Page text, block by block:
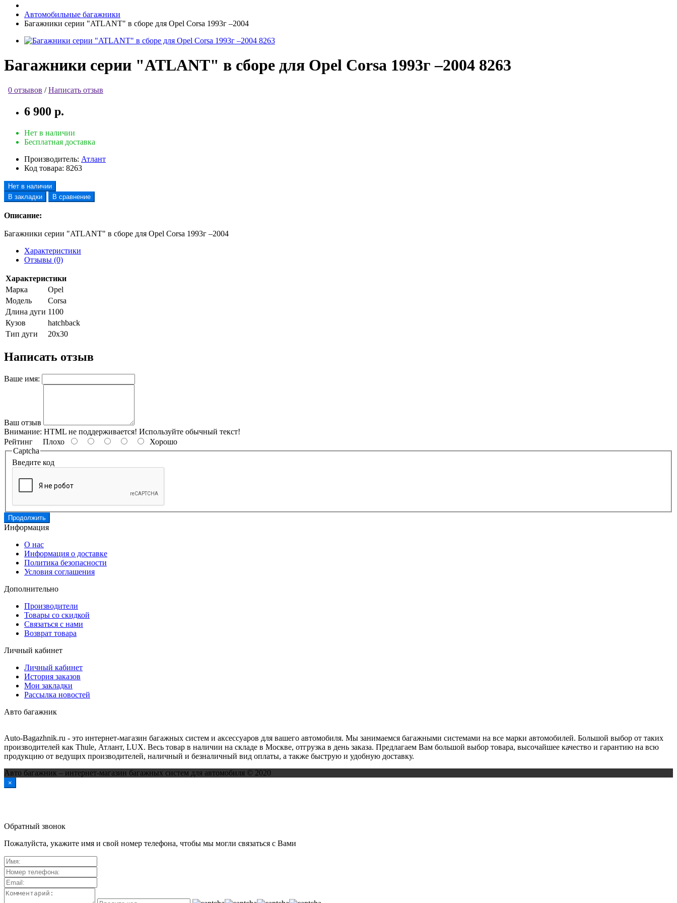
Автомобильные багажники
Багажники серии "ATLANT" в сборе для Opel Corsa 1993г –2004
Багажники серии "ATLANT" в сборе для Opel Corsa 1993г –2004 8263
0 отзывов /Написать отзыв
6 900 р.
Нет в наличии
Бесплатная доставка
Производитель: Атлант
Код товара: 8263
Нет в наличии
В закладки
В сравнение
Описание:
Багажники серии "ATLANT" в сборе для Opel Corsa 1993г –2004
Характеристики
Отзывы (0)
Характеристики
Марка
Opel
Модель
Corsa
Длина дуги 1100
Кузов
hatchback
Тип дуги
20х30
Написать отзыв
Ваше имя:
Ваш отзыв
Внимание: HTML не поддерживается! Используйте обычный текст!
Рейтинг Плохо
Хорошо
Captcha
Введите код
Продолжить
Информация
О нас
Информация о доставке
Политика безопасности
Условия соглашения
Дополнительно
Производители
Товары со скидкой
Связаться с нами
Возврат товара
Личный кабинет
Личный кабинет
История заказов
Мои закладки
Рассылка новостей
Авто багажник
Auto-Bagazhnik.ru - это интернет-магазин багажных систем и аксессуаров для вашего автомобиля. Мы занимаемся багажными системами на все марки автомобилей. Большой выбор от таких
производителей как Thule, Атлант, LUX. Весь товар в наличии на складе в Москве, отгрузка в день заказа. Предлагаем Вам большой выбор товара, высочайшее качество и гарантию на всю
продукцию от ведущих производителей, наличный и безналичный вид оплаты, а также быструю и удобную доставку.
Авто багажник – интернет-магазин багажных систем для автомобиля © 2020
×
Обратный звонок
Пожалуйста, укажите имя и свой номер телефона, чтобы мы могли связаться с Вами